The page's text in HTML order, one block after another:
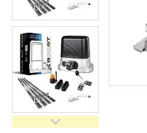
Каркаси відкатних воріт
Каркаси відкатних воріт з
зашивкою
Каркаси відкатних воріт з
автоматикою